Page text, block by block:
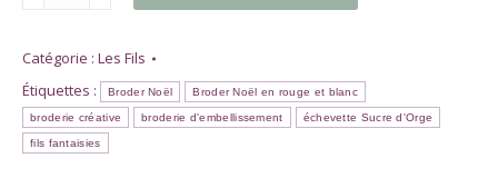
Sucre
d'Orge
Catégorie : Les Fils
Étiquettes :
Broder Noël Broder Noël en rouge et blanc
broderie créative broderie d'embellissement échevette Sucre d'Orge
fils fantaisies